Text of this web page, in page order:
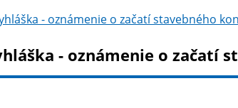
- oznámenie o začatí stavebného
- oznámenie o začatí